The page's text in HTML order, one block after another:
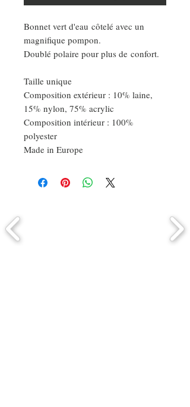
Bonnet vert d'eau côtelé avec un
magnifique pompon.
Doublé polaire pour plus de confort.
Taille unique
Composition extérieur : 10% laine,
15% nylon, 75% acrylic
Composition intérieur : 100%
polyester
Made in Europe